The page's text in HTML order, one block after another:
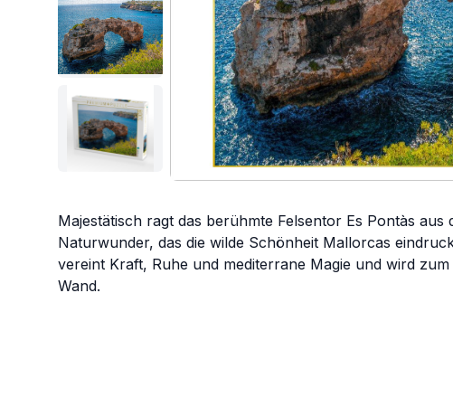
Majestätisch ragt das berühmte Felsentor Es Pontàs
Naturwunder, das die wilde Schönheit Mallorcas
vereint Kraft, Ruhe und mediterrane Magie und wird
Wand.